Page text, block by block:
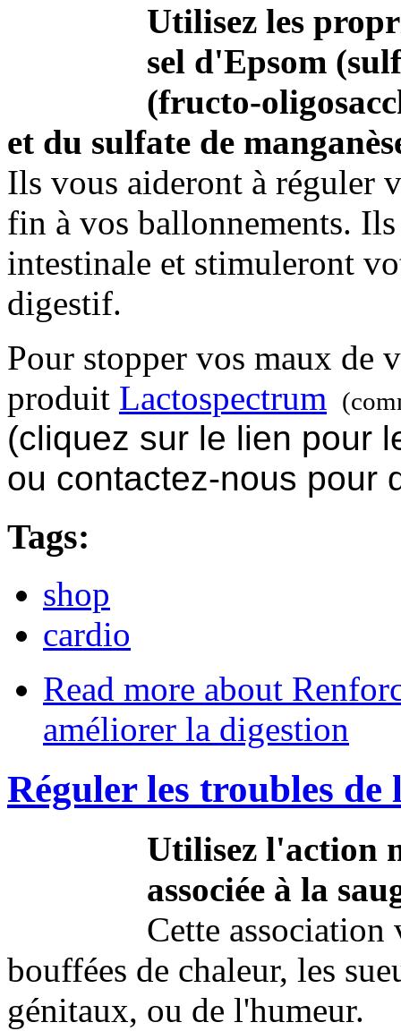
Utilisez les
sel d'Epsom
(fructo-
et du sulfate de
Ils vous aideront à réguler
fin à vos ballonnements.
intestinale et stimuleront
digestif.
Pour stopper vos maux de
produit Lactospectrum
(cliquez sur le lien pour
ou contactez-nous pour
Tags:
shop
cardio
Read more about
améliorer la digestion
Réguler les troubles de
Utilisez l'action
associée à la
Cette association
bouffées de chaleur, les
génitaux, ou de l'humeur.